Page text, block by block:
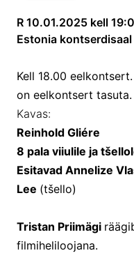
R 10.01.2025 kell
Estonia kontserdisaal
Kell 18.00
on eelkontsert tasuta.
Kavas:
Reinhold Gliére
8 pala viiulile ja
Esitavad Annelize
Lee (tšello)
Tristan Priimägi
filmiheliloojana.